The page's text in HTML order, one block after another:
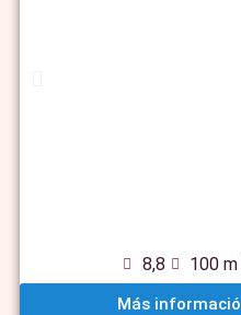
8,8 100 m
Más